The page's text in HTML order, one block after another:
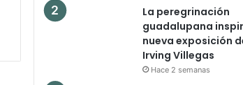
La peregrinación
guadalupana
nueva exposición
Irving Villegas
Hace 2 semanas